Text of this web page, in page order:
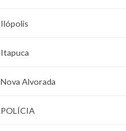
Ilópolis
Itapuca
Nova Alvorada
POLÍCIA